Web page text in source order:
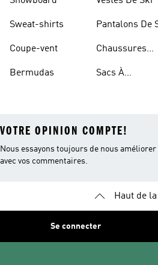
Sweat-shirts
Coupe-vent
Bermudas
Pantalons De
Chaussures
Sacs À
VOTRE OPINION COMPTE!
Nous essayons toujours de nous
avec vos commentaires.
Haut de
Se connecter